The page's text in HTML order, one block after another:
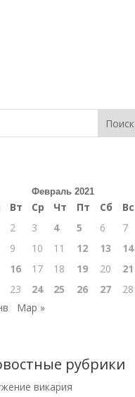
Поиск
Февраль 2021
Вт Ср Чт Пт Сб
Вс
2 3 4 5 6
7
9 10 11 12 13
14
16 17 18 19 20
21
23 24 25 26 27
28
Мар »
рубрики
викария